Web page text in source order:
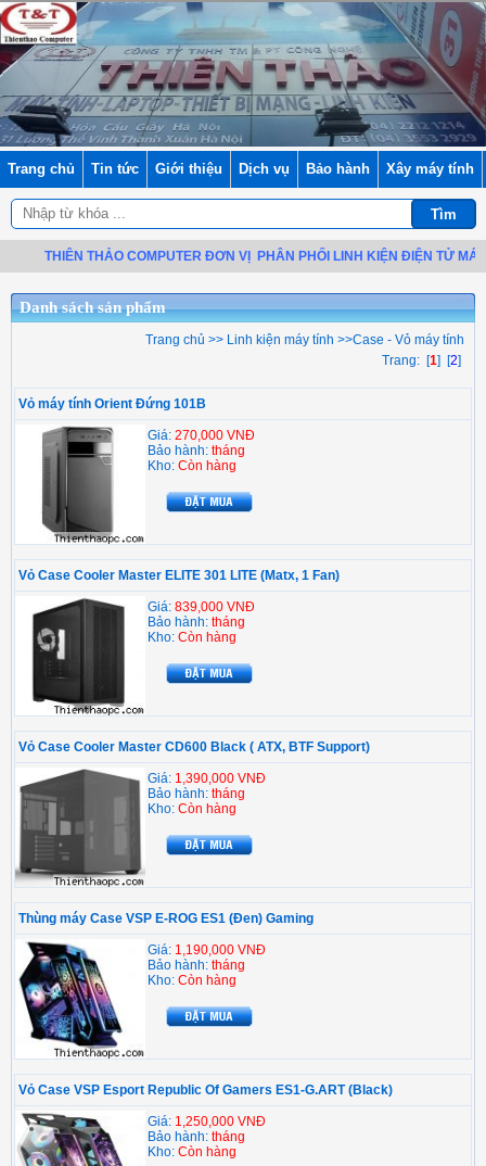
Trang chủ Tin tức Giới thiệu Dịch vụ Bảo hành Xây máy tính
THIÊN THẢO COMPUTER ĐƠN VỊ PHÂN PHỐI LINH KIỆN ĐIỆN TỬ MÁY
Danh sách sản phẩm
Trang chủ >> Linh kiện máy tính >>Case - Vỏ máy tính
Trang: [1] [2]
Vỏ máy tính Orient Đứng 101B
Giá: 270,000 VNĐ
Bảo hành: tháng
Kho: Còn hàng
Vỏ Case Cooler Master ELITE 301 LITE (Matx, 1 Fan)
Giá: 839,000 VNĐ
Bảo hành: tháng
Kho: Còn hàng
Vỏ Case Cooler Master CD600 Black ( ATX, BTF Support)
Giá: 1,390,000 VNĐ
Bảo hành: tháng
Kho: Còn hàng
Thùng máy Case VSP E-ROG ES1 (Đen) Gaming
Giá: 1,190,000 VNĐ
Bảo hành: tháng
Kho: Còn hàng
Vỏ Case VSP Esport Republic Of Gamers ES1-G.ART (Black)
Giá: 1,250,000 VNĐ
Bảo hành: tháng
Kho: Còn hàng